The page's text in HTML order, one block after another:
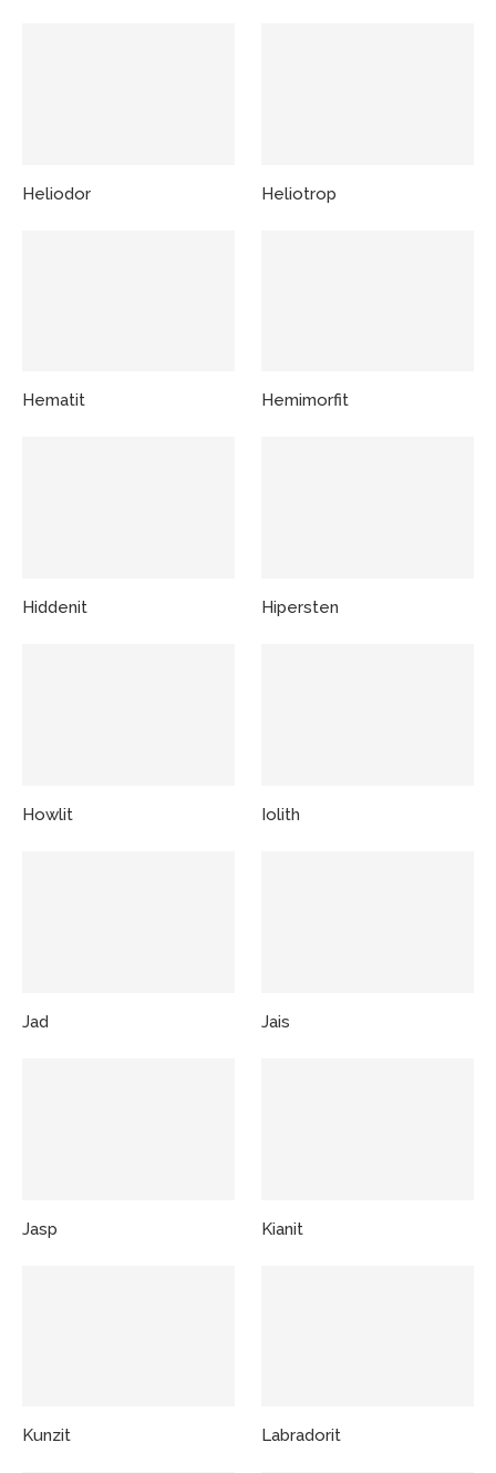
Heliodor Heliotrop
Hematit Hemimorfit
Hiddenit Hipersten
Howlit Iolith
Jad Jais
Jasp Kianit
Kunzit Labradorit